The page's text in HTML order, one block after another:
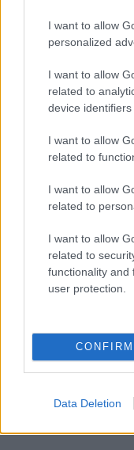
I want to allow
personalized
I want to allow
related to
device identifiers
I want to allow
related to
I want to allow
related to
I want to allow
related to
functionality and
user protection.
CONFIRM
Data Deletion
ΑΘΛΗΤΙΣΜΟΣ
Μόντρεαλ:
4/08/2026 - 9:51μμ
ΑΘΛΗΤΙΣΜΟΣ
γύρο τους οπαδούς